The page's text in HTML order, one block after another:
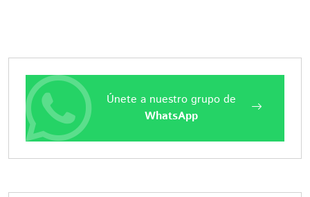
Únete a nuestro grupo de
WhatsApp